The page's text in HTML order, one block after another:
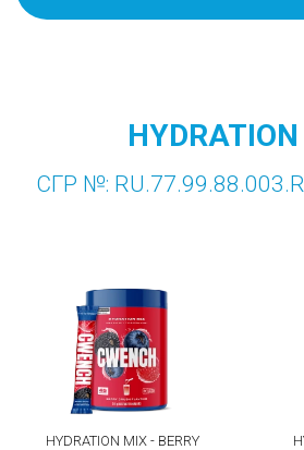
СГР №:
HYDRATION MIX - BERRY